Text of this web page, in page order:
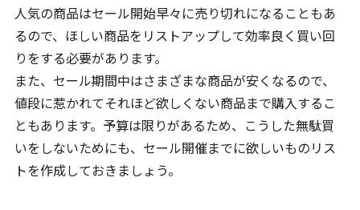
人気の商品はセール開始早々に売り切れになることもあ
るので、ほしい商品をリストアップして効率良く買い回
りをする必要があります。
また、セール期間中はさまざまな商品が安くなるので、
値段に惹かれてそれほど欲しくない商品まで購入するこ
ともあります。予算は限りがあるため、こうした無駄買
いをしないためにも、セール開催までに欲しいものリス
トを作成しておきましょう。